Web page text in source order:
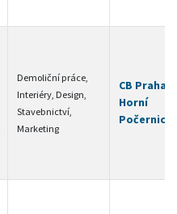
Demoliční práce,
Interiéry, Design,
Stavebnictví,
Marketing
CB Praha 9
Horní
Počernice